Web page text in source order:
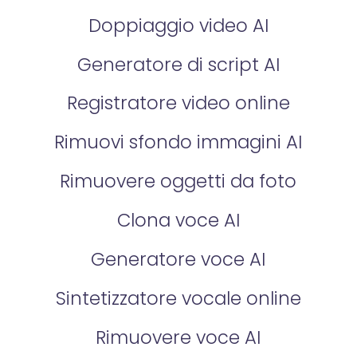
Doppiaggio video AI
Generatore di script AI
Registratore video online
Rimuovi sfondo immagini AI
Rimuovere oggetti da foto
Clona voce AI
Generatore voce AI
Sintetizzatore vocale online
Rimuovere voce AI